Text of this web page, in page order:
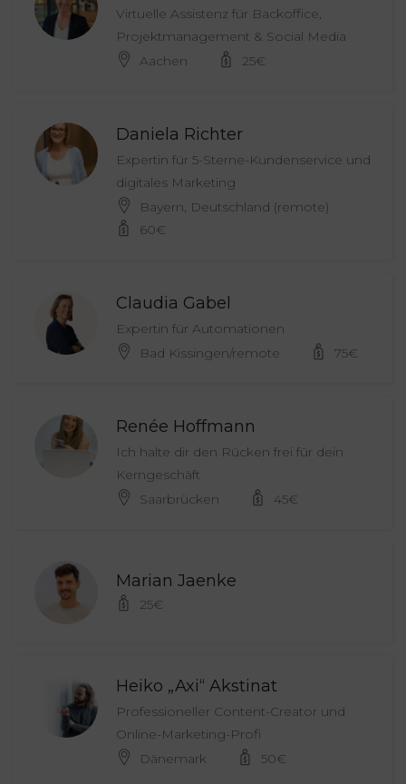
Virtuelle Assistenz für Backoffice,
Projektmanagement & Social Media
Aachen
25€
Daniela Richter
Expertin für 5-Sterne-Kundenservice und
digitales Marketing
Bayern, Deutschland (remote)
60€
Claudia Gabel
Expertin für Automationen
Bad Kissingen/remote
75€
Renée Hoffmann
Ich halte dir den Rücken frei für dein
Kerngeschäft
Saarbrücken
45€
Marian Jaenke
25€
Heiko „Axi“ Akstinat
Professioneller Content-Creator und
Online-Marketing-Profi
Dänemark
50€